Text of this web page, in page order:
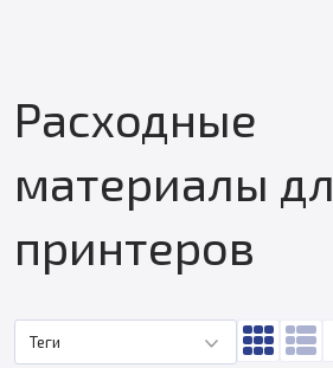
Расходные
материалы
принтеров
Теги